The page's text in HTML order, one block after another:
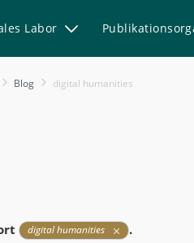
Labor
Blog digital humanities
digital humanities .